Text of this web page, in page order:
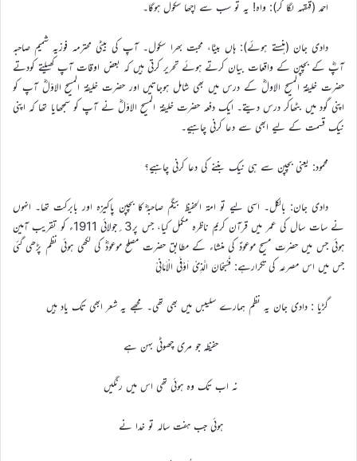
احمد (قہقہہ لگا کر): واہ! یہ تو سب سے اچھا سکول ہوگا۔
دادی جان (ہنستے ہوئے): ہاں بیٹا، محبت بھرا سکول۔ آپ کی بیٹی محترمہ فوزیہ شمیم صاحبہ
آپؓ کے بچپن کے واقعات بیان کرتے ہوئے تحریر کرتی ہیں کہ بعض اوقات آپ کھیلتے کودتے
حضرت خلیفۃ المسیح الاولؓ کے درس میں بھی شامل ہوجاتیں اور حضرت خلیفة المسیح الاوّلؓ آپ کو
اپنی گود میں بٹھاکر درس دیتے۔ ایک دفعہ حضرت خلیفة المسیح الاوّلؓ نے آپ کو سمجھایا تھا کہ اپنی
نیک قسمت کے لیے ابھی سے دعا کرنی چاہیے۔
محمود: یعنی بچپن سے ہی نیک بننے کی دعا کرنی چاہیے؟
دادی جان: بالکل۔ اسی لیے تو امة الحفیظ بیگم صاحبہؓ کا بچپن پاکیزہ اور بابرکت تھا۔ انہوں
نے سات سال کی عمر میں قرآن کریم ناظرہ مکمل کیا، جس پر3؍جولائی 1911ء کو تقریب آمین
ہوئی جس میں حضرت مسیح موعودؑ کی منشاء کے مطابق حضرت مصلح موعودؓ کی لکھی ہوئی نظم پڑھی گئی
جس میں اس مصرعہ کی تکرارہے: فَسُبْحَانَ الَّذِیْ اَوْفَی الْاَمَانِیْ
گڑیا : دادی جان یہ نظم ہمارے سلیبس میں بھی تھی۔ مجھے یہ شعر ابھی تک یاد ہیں
حفیظہ جو مری چھوٹی بہن ہے
نہ اب تک وہ ہوئی تھی اس میں رنگیں
ہوئی جب ہفت سالہ تو خدا نے